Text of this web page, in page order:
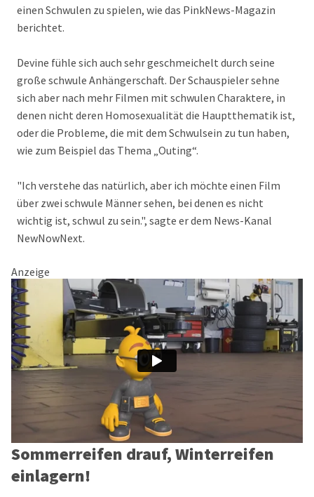
einen Schwulen zu spielen, wie das PinkNews-Magazin
berichtet.
Devine fühle sich auch sehr geschmeichelt durch seine
große schwule Anhängerschaft. Der Schauspieler sehne
sich aber nach mehr Filmen mit schwulen Charaktere, in
denen nicht deren Homosexualität die Hauptthematik ist,
oder die Probleme, die mit dem Schwulsein zu tun haben,
wie zum Beispiel das Thema „Outing“.
"Ich verstehe das natürlich, aber ich möchte einen Film
über zwei schwule Männer sehen, bei denen es nicht
wichtig ist, schwul zu sein.", sagte er dem News-Kanal
NewNowNext.
Anzeige
Sommerreifen drauf, Winterreifen
einlagern!